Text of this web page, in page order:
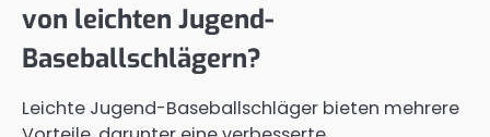
von leichten Jugend-
Baseballschlägern?
Leichte Jugend-Baseballschläger bieten mehrere